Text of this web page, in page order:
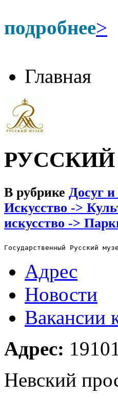
подробнее>
Главная
В рубрике Досуг
Искусство ->
искусство ->
Государственный Русский
Адрес
Новости
Вакансии
Адрес:
Невский